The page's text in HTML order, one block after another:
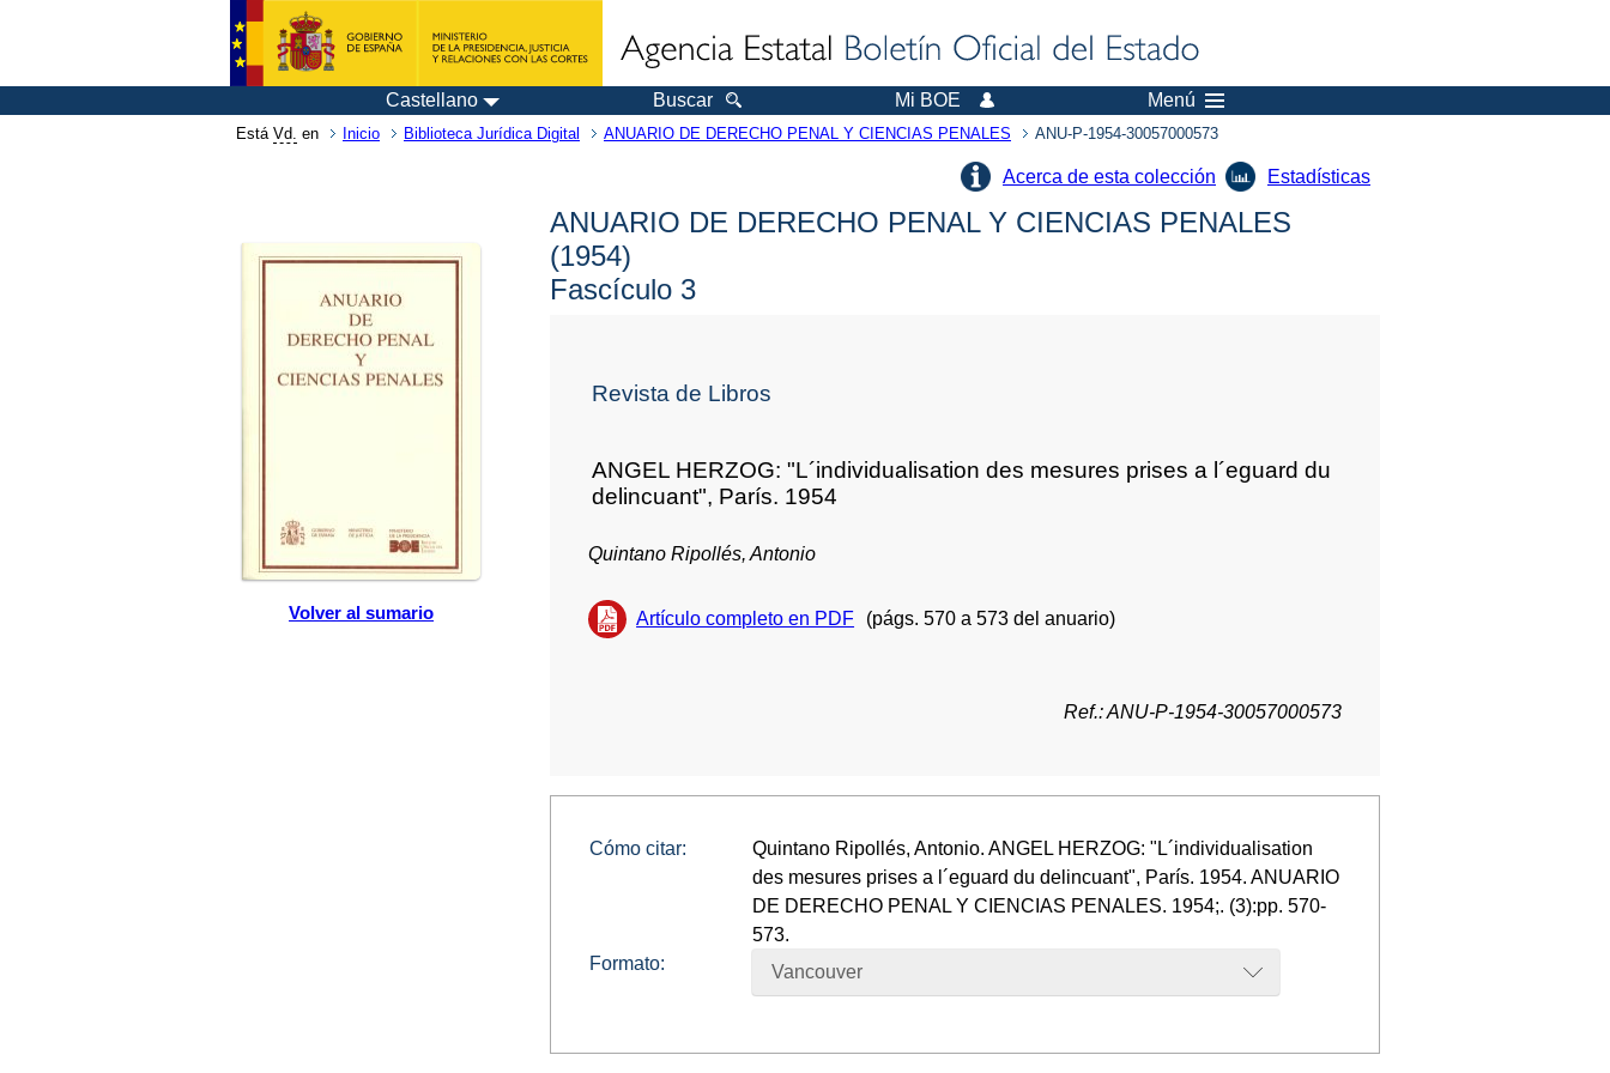
Castellano Buscar Mi BOE Menú
Está Vd. en Inicio Biblioteca Jurídica Digital ANUARIO DE DERECHO PENAL Y CIENCIAS PENALES ANU-P-1954-30057000573
Acerca de esta colección Estadísticas
Volver al sumario
ANUARIO DE DERECHO PENAL Y CIENCIAS PENALES
(1954)
Fascículo 3
Revista de Libros
ANGEL HERZOG: "L´individualisation des mesures prises a l´eguard du
delincuant", París. 1954
Quintano Ripollés, Antonio
Artículo completo en PDF (págs. 570 a 573 del anuario)
Ref.: ANU-P-1954-30057000573
Cómo citar:
Quintano Ripollés, Antonio. ANGEL HERZOG: "L´individualisation
des mesures prises a l´eguard du delincuant", París. 1954. ANUARIO
DE DERECHO PENAL Y CIENCIAS PENALES. 1954;. (3):pp. 570-
573.
Formato:
Vancouver